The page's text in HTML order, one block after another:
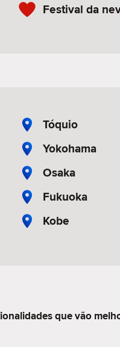
Festival da
Tóquio
Yokohama
Osaka
Fukuoka
Kobe
que vão